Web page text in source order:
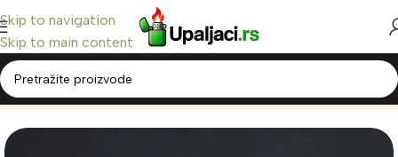
Skip to navigation
Skip to main content
Home/ Ronson Upaljači